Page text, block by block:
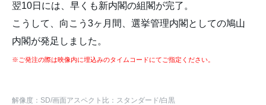
翌10日には、早くも新内閣の組閣が完了。
こうして、向こう3ヶ月間、選挙管理内閣としての鳩山
内閣が発足しました。
※ご発注の際は映像内に埋込みのタイムコードにてご指定ください。
解像度：SD/画面アスペクト比：スタンダード/白黒